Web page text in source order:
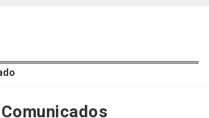
Comunicados